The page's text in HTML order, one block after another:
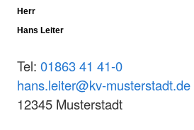
Herr
Hans Leiter
Tel: 01863 41 41-0
hans.leiter@kv-musterstadt.de
12345 Musterstadt